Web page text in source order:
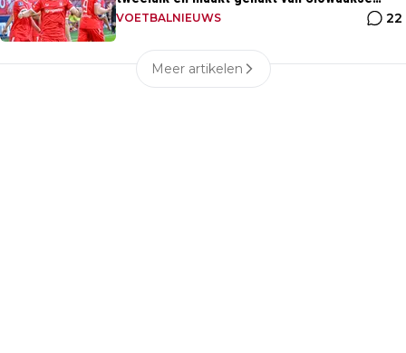
opponent
VOETBALNIEUWS 22
Meer artikelen